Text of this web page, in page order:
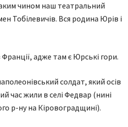
чином наш театральний
Тобілевичів. Вся родина Юрів і
адже там є Юрські гори.
солдат, який осів
час жили в селі Федвар (нині
р-ну на Кіровоградщині).